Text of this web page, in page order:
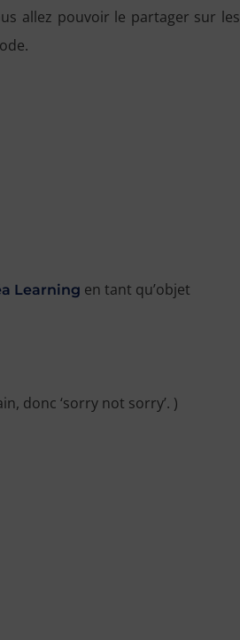
allez pouvoir le partager sur les
Learning en tant qu’objet
donc ‘sorry not sorry’. )